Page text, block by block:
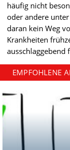
häufig nicht
oder andere
daran kein Weg
Krankheiten
ausschlaggebend
EMPFOHLENE